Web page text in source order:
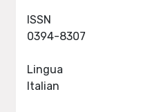
ISSN
Lingua